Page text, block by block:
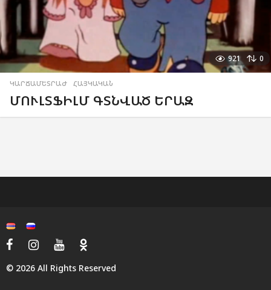
921 0
ԿԱՐՃԱՄԵՏՐԱԺ ,ՀԱՅԿԱԿԱՆ
ՄՈՒԼՏՖԻԼՄ ԳՏՆՎԱԾ ԵՐԱԶ
© 2026 All Rights Reserved